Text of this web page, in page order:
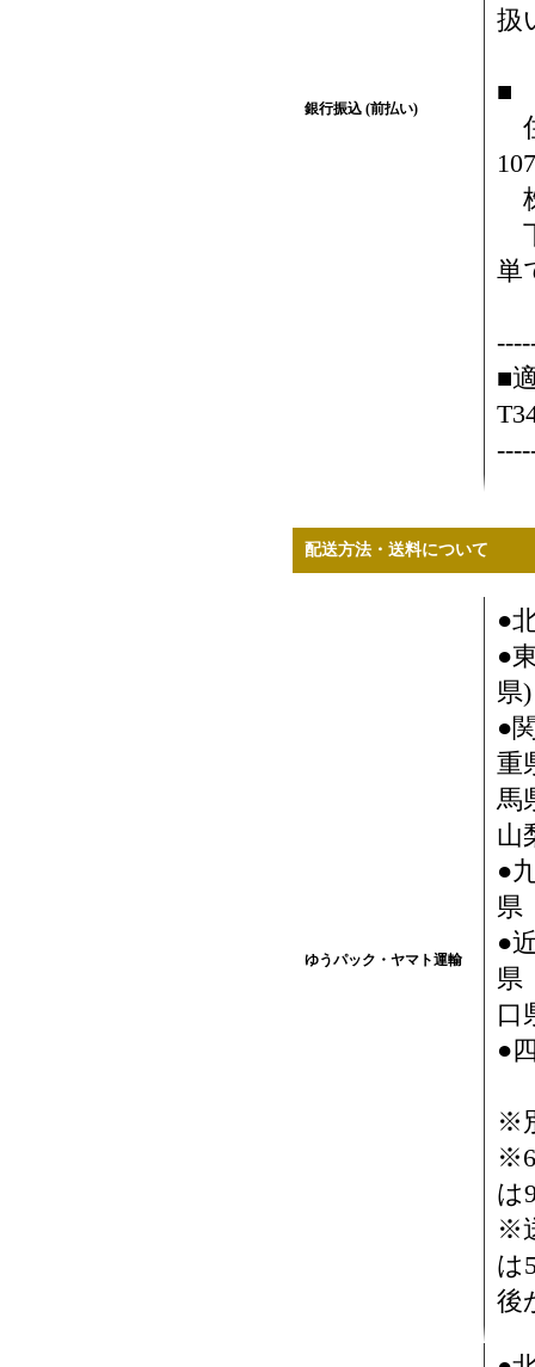
銀行振込 (前払い)
扱
■
単
■
配送方法・送料について
ゆうパック・ヤマト運輸
●
●
県
●
重
馬
山
●
県
●
口
●
※
は
※
は
後